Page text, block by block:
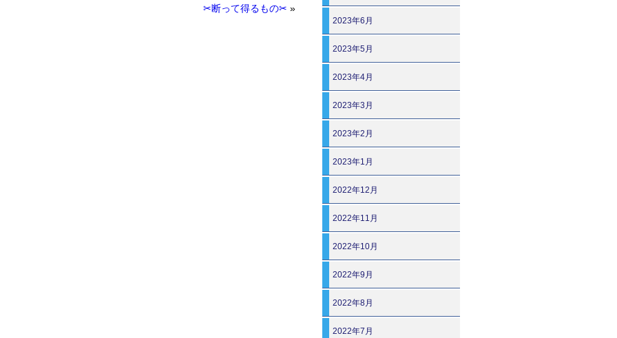
✂断って得るもの✂ »
2023年6月
2023年5月
2023年4月
2023年3月
2023年2月
2023年1月
2022年12月
2022年11月
2022年10月
2022年9月
2022年8月
2022年7月